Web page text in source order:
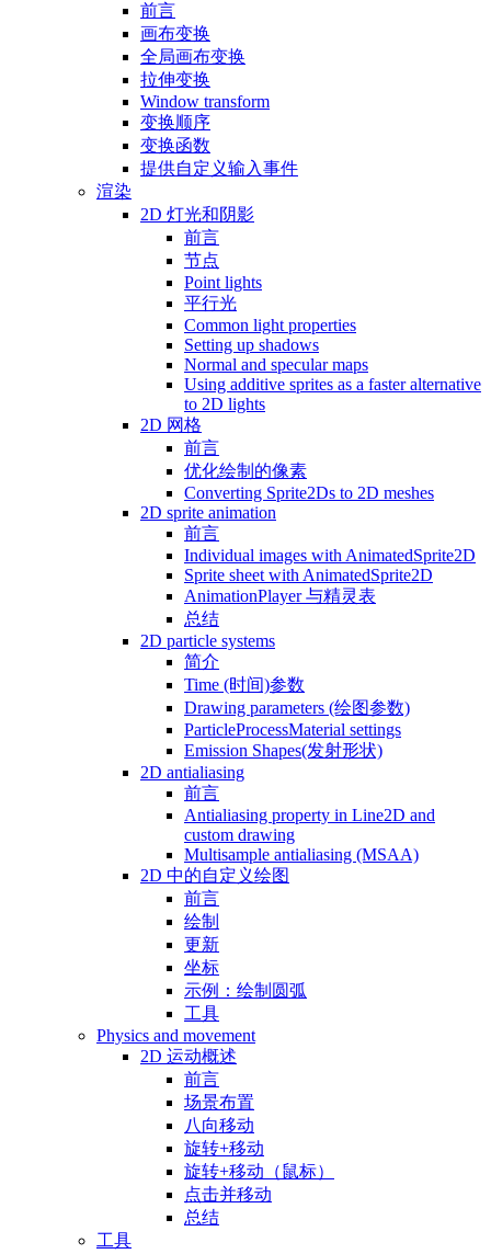
前言
画布变换
全局画布变换
拉伸变换
Window transform
变换顺序
变换函数
提供自定义输入事件
渲染
2D 灯光和阴影
前言
节点
Point lights
平行光
Common light properties
Setting up shadows
Normal and specular maps
Using additive sprites as a faster alternative
to 2D lights
2D 网格
前言
优化绘制的像素
Converting Sprite2Ds to 2D meshes
2D sprite animation
前言
Individual images with AnimatedSprite2D
Sprite sheet with AnimatedSprite2D
AnimationPlayer 与精灵表
总结
2D particle systems
简介
Time (时间)参数
Drawing parameters (绘图参数)
ParticleProcessMaterial settings
Emission Shapes(发射形状)
2D antialiasing
前言
Antialiasing property in Line2D and
custom drawing
Multisample antialiasing (MSAA)
2D 中的自定义绘图
前言
绘制
更新
坐标
示例：绘制圆弧
工具
Physics and movement
2D 运动概述
前言
场景布置
八向移动
旋转+移动
旋转+移动（鼠标）
点击并移动
总结
工具